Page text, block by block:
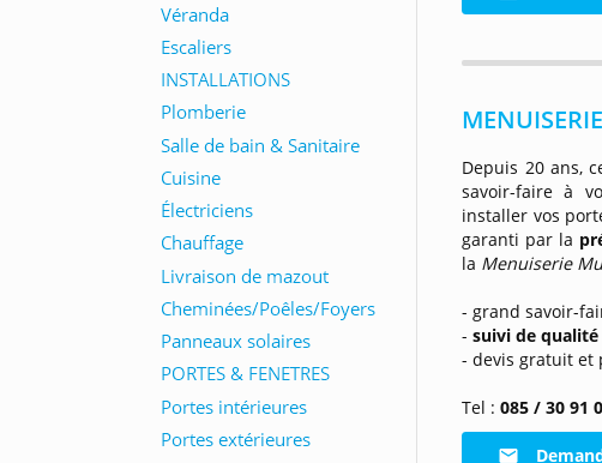
Depuis 20 ans,
savoir-faire à
installer vos
garanti par la
la Menuiserie
- grand savoir-
-suivi de qualité
- devis gratuit et
Tel :085 / 30 91